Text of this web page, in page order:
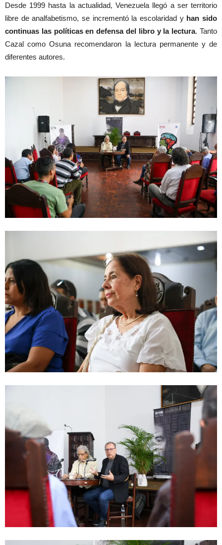
Desde 1999 hasta la actualidad, Venezuela llegó a ser territorio
libre de analfabetismo, se incrementó la escolaridad y han sido
continuas las políticas en defensa del libro y la lectura. Tanto
Cazal como Osuna recomendaron la lectura permanente y de
diferentes autores.